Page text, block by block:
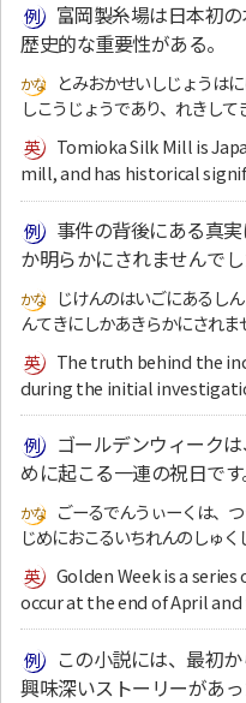
富岡製糸場は日本初
歴史的な重要性がある。
とみおかせいしじょうは
しこうじょうであり、れきして
Tomioka Silk Mill is
mill, and has historical
事件の背後にある真
か明らかにされませんでし
じけんのはいごにあるし
んてきにしかあきらかにされま
The truth behind the
during the initial
ゴールデンウィーク
めに起こる一連の祝日です
ごーるでんうぃーくは、
じめにおこるいちれんのしゅく
Golden Week is a
occur at the end of April
この小説には、最初
興味深いストーリーがあっ